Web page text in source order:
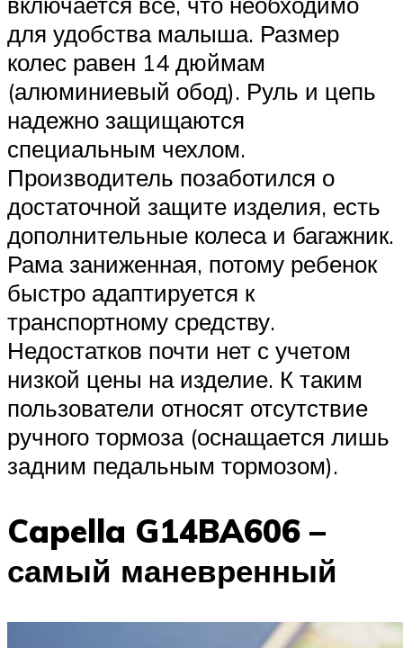
для удобства малыша. Размер
колес равен 14 дюймам
(алюминиевый обод). Руль и цепь
надежно защищаются
специальным чехлом.
Производитель позаботился о
достаточной защите изделия, есть
дополнительные колеса и багажник.
Рама заниженная, потому ребенок
быстро адаптируется к
транспортному средству.
Недостатков почти нет с учетом
низкой цены на изделие. К таким
пользователи относят отсутствие
ручного тормоза (оснащается лишь
задним педальным тормозом).
Capella G14BA606 –
самый маневренный